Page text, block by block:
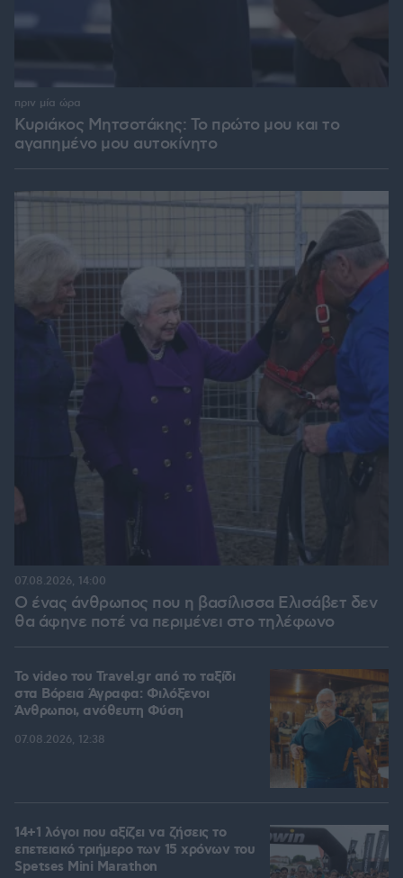
Κυριάκος Μητσοτάκης: Το πρώτο μου και το
αγαπημένο μου αυτοκίνητο
πριν μία ώρα
Ο ένας άνθρωπος που η βασίλισσα Ελισάβετ δεν
θα άφηνε ποτέ να περιμένει στο τηλέφωνο
07.08.2026, 14:00
To video του Travel.gr από το ταξίδι
στα Βόρεια Άγραφα: Φιλόξενοι
Άνθρωποι, ανόθευτη Φύση
07.08.2026, 12:38
14+1 λόγοι που αξίζει να ζήσεις το
επετειακό τριήμερο των 15 χρόνων του
Spetses Mini Marathon